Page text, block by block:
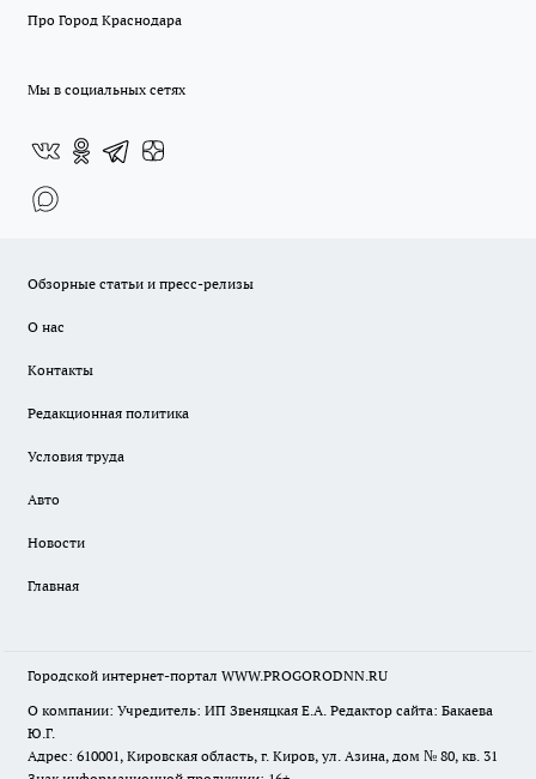
Про Город Краснодара
Мы в социальных сетях
Обзорные статьи и пресс-релизы
О нас
Контакты
Редакционная политика
Условия труда
Авто
Новости
Главная
Городской интернет-портал WWW.PROGORODNN.RU
О компании: Учредитель: ИП Звеняцкая Е.А. Редактор сайта: Бакаева
Ю.Г.
Адрес: 610001, Кировская область, г. Киров, ул. Азина, дом № 80, кв. 31